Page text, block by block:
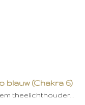
blauw (Chakra 6)
theelichthouder…